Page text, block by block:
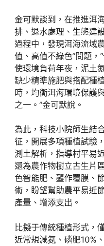
金可默談到，在推進洱
排、退水處理、生態建
過程中，發現洱海流域
值、高值不綠色”問題，
使環境負荷年夜，泥土
缺少精準施肥與搭配種
時，均衡洱海環境保護
之一。”金可默說。
為此，科技小院師生結
征，開展多項種植試驗
測土解析，指導村平易
還為農作物樹立古生片
色智能肥、壟作覆膜、
術，盼望幫助農平易近
產量、增添支出。
比擬于傳統種植形式，
近常規減氮、磷肥10%